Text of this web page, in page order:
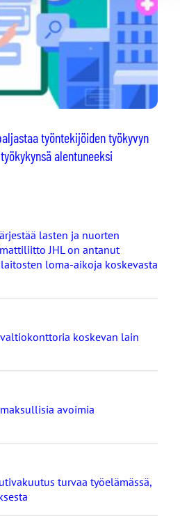
työntekijöiden työkyvyn
alentuneeksi
lasten ja nuorten
JHL on antanut
loma-aikoja koskevasta
koskevan lain
avoimia
turvaa työelämässä,